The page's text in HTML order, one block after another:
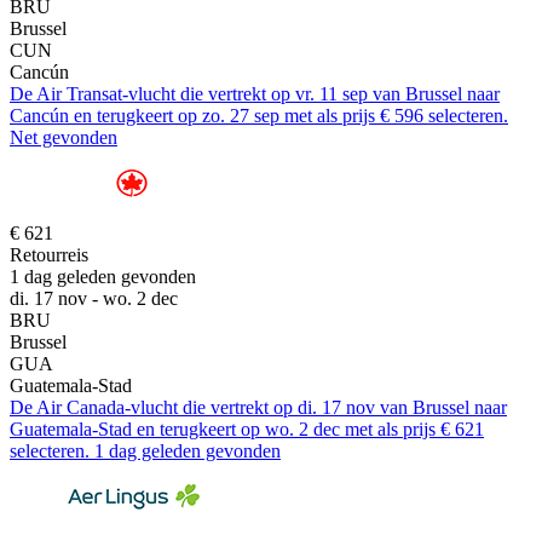
BRU
Brussel
CUN
Cancún
De Air Transat-vlucht die vertrekt op vr. 11 sep van Brussel naar
Cancún en terugkeert op zo. 27 sep met als prijs € 596 selecteren.
Net gevonden
€ 621
Retourreis
1 dag geleden gevonden
di. 17 nov - wo. 2 dec
BRU
Brussel
GUA
Guatemala-Stad
De Air Canada-vlucht die vertrekt op di. 17 nov van Brussel naar
Guatemala-Stad en terugkeert op wo. 2 dec met als prijs € 621
selecteren. 1 dag geleden gevonden